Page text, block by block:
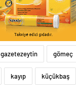
gazetezeytin gömeç
kayıp küçükbaş